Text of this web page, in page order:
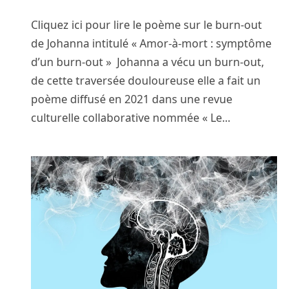
Cliquez ici pour lire le poème sur le burn-out
de Johanna intitulé « Amor-à-mort : symptôme
d’un burn-out » Johanna a vécu un burn-out,
de cette traversée douloureuse elle a fait un
poème diffusé en 2021 dans une revue
culturelle collaborative nommée « Le...